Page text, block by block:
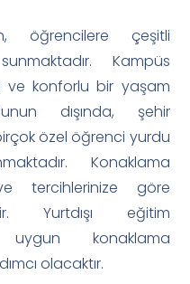
öğrencilere çeşitli
Kampüs
ve konforlu bir yaşam
dışında, şehir
özel öğrenci yurdu
Konaklama
tercihlerinize göre
Yurtdışı eğitim
uygun konaklama
olacaktır.